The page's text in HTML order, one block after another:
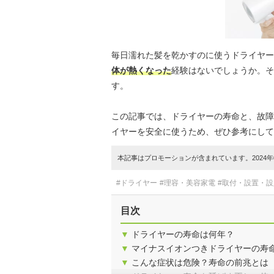
毎日濡れた髪を乾かすのに使うドライヤ
体が熱くなった経験はないでしょうか。
す。
この記事では、ドライヤーの寿命と、故
イヤーを安全に使うため、ぜひ参考にし
本記事はプロモーションが含まれています。2024
#ドライヤー #理容・美容家電 #取付・設置・
目次
▼
ドライヤーの寿命は何年？
▼ マイナスイオンつきドライヤーの寿
▼ こんな症状は危険？寿命の前兆とは